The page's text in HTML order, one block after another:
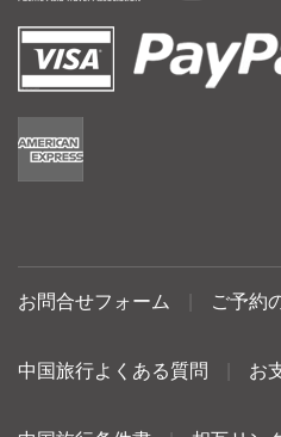
お問合せフォーム ご予約
中国旅行よくある質問 お